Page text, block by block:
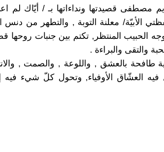
مصطفى قصيدتها ونداءاتها بـ / أيّاك لم
الأبيّة/ معلنة التوبة , والتطهر من
الحبيب المنتظر, تكتم بين جنبات
والتقى والبراءة .
طافحة بالعشق , واللوعة , والصمت ,
العشّاق الأوفياء, وتحول كلّ شيء